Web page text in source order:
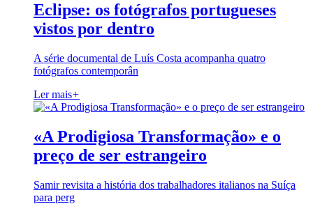
Eclipse: os fotógrafos portugueses
vistos por dentro
A série documental de Luís Costa acompanha quatro
fotógrafos contemporân
Ler mais+
«A Prodigiosa Transformação» e o
preço de ser estrangeiro
Samir revisita a história dos trabalhadores italianos na Suíça
para perg